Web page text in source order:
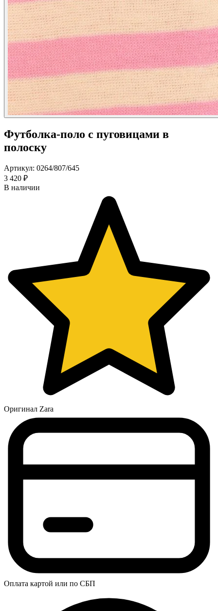
Футболка-поло с пуговицами в
полоску
Артикул: 0264/807/645
3 420 ₽
В наличии
Оригинал Zara
Оплата картой или по СБП